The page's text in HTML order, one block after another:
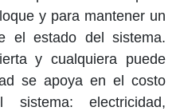
y para mantener un
el estado del sistema.
y cualquiera puede
se apoya en el costo
electricidad,